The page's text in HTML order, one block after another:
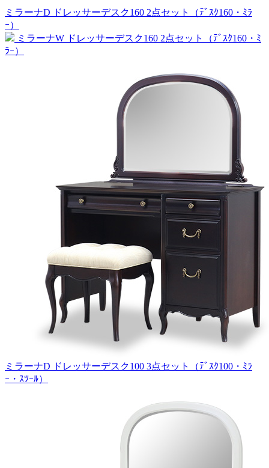
ミラーナD ドレッサーデスク160 2点セット（ﾃﾞｽｸ160・ﾐﾗ
ｰ）
ミラーナW ドレッサーデスク160 2点セット（ﾃﾞｽｸ160・ﾐ
ﾗｰ）
ミラーナD ドレッサーデスク100 3点セット（ﾃﾞｽｸ100・ﾐﾗ
ｰ・ｽﾂｰﾙ）